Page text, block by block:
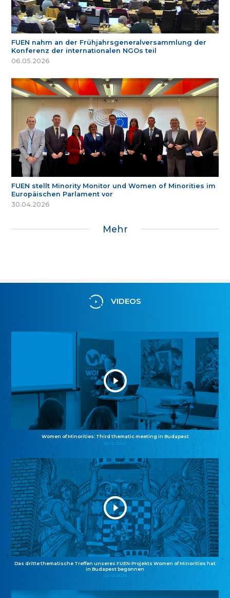
FUEN nahm an der Frühjahrsgeneralversammlung der
Konferenz der internationalen NGOs teil
06.05.2026
FUEN stellt Minority Monitor und Women of Minorities im
Europäischen Parlament vor
30.04.2026
Mehr
VIDEOS
Women of Minorities: Third thematic meeting in Budapest
04.12.2025
Das dritte thematische Treffen unseres FUEN-Projekts Women of Minorities hat
in Budapest begonnen
02.12.2025